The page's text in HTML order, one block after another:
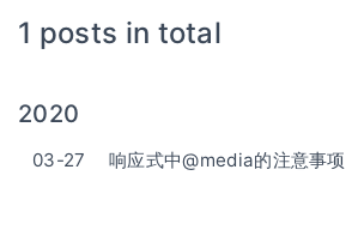
1 posts in total
2020
03-27 响应式中@media的注意事项